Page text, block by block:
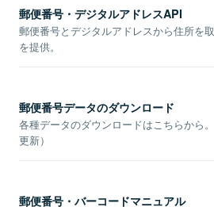
郵便番号・デジタルアドレスAPI
郵便番号とデジタルアドレスから住所を
を提供。
郵便番号データのダウンロード
各種データのダウンロードはこちらから
更新）
郵便番号・バーコードマニュアル